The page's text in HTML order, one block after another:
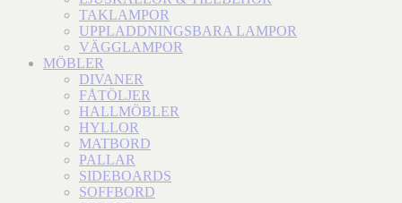
TAKLAMPOR
UPPLADDNINGSBARA LAMPOR
VÄGGLAMPOR
MÖBLER
DIVANER
FÅTÖLJER
HALLMÖBLER
HYLLOR
MATBORD
PALLAR
SIDEBOARDS
SOFFBORD